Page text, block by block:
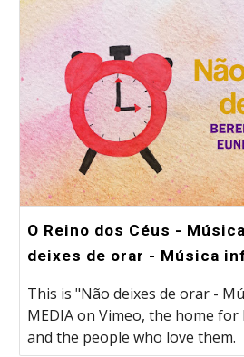
O Reino dos Céus -
deixes de orar - Música
This is "Não deixes de orar -
MEDIA on Vimeo, the home
and the people who love them.